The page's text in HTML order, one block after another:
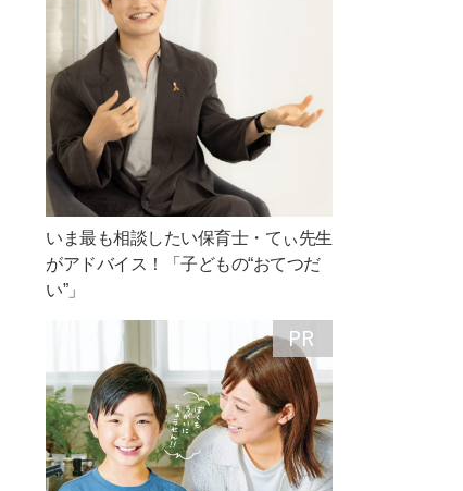
いま最も相談したい保育士・てぃ先生
がアドバイス！「子どもの“おてつだ
い”」